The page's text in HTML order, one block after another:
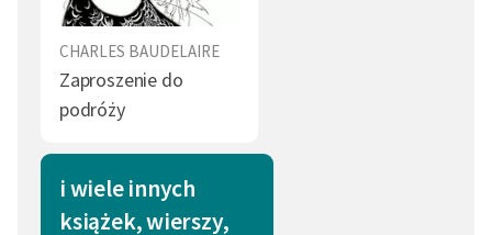
CHARLES BAUDELAIRE
Zaproszenie do
podróży
i wiele innych
książek, wierszy,